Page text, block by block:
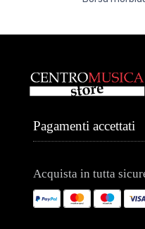
Pagamenti accettati
Acquista in tutta